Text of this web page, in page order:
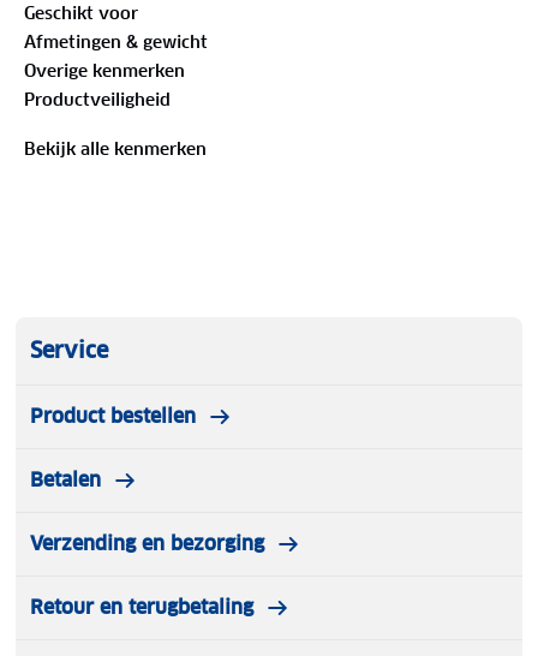
Geschikt voor
Afmetingen & gewicht
Overige kenmerken
Productveiligheid
Bekijk alle kenmerken
Service
Product bestellen
Betalen
Verzending en bezorging
Retour en terugbetaling